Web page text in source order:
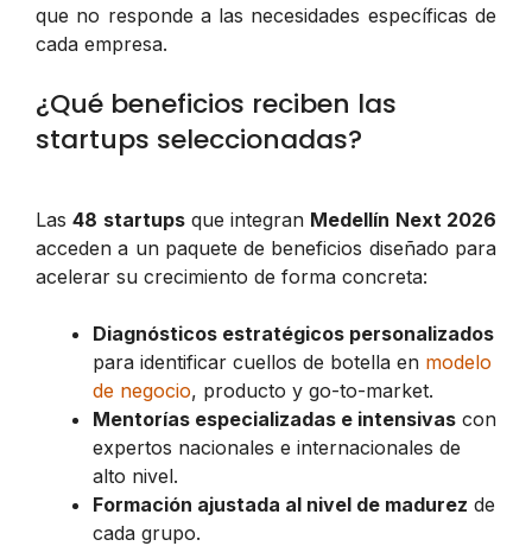
que no responde a las necesidades específicas de
cada empresa.
¿Qué beneficios reciben las
startups seleccionadas?
Las48 startupsque integran Medellín Next 2026
acceden a un paquete de beneficios diseñado para
acelerar su crecimiento de forma concreta:
Diagnósticos estratégicos personalizados
para identificar cuellos de botella en modelo
de negocio, producto y go-to-market.
Mentorías especializadas e intensivas con
expertos nacionales e internacionales de
alto nivel.
Formación ajustada al nivel de madurez de
cada grupo.